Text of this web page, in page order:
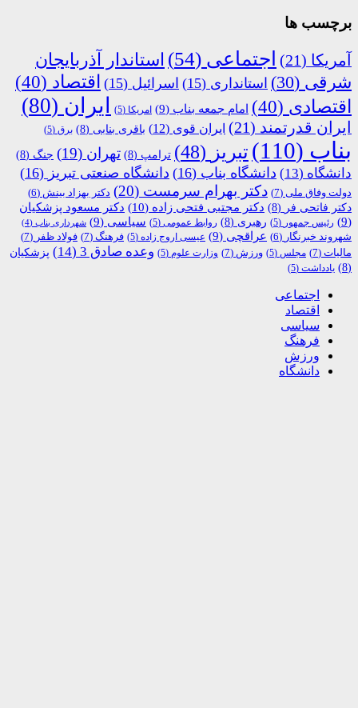
برچسب ها
آمریکا (21) اجتماعی (54)
استاندار آذربایجان
شرقی (30) استانداری (15) اسرائیل (15) اقتصاد (40)
اقتصادی (40) امام جمعه بناب (9) امریکا (5) ایران (80)
ایران قدرتمند (21) ایران قوی (12) باقری بنابی (8) برق (5)
بناب (110) تبریز (48) ترامپ (8) تهران (19) جنگ (8)
دانشگاه (13) دانشگاه بناب (16) دانشگاه صنعتی تبریز (16)
دولت وفاق ملی (7) دکتر بهرام سرمست (20) دکتر بهزاد بینش (6)
دکتر فاتحی فر (8) دکتر مجتبی فتحی زاده (10)
دکتر مسعود پزشکیان
(9)
رئیس جمهور (5) رهبری (8) روابط عمومی (5) سیاسی (9) شهرداری بناب (4)
شهروند خبرنگار (6) عراقچی (9) عیسی اروج زاده (5) فرهنگ (7) فولاد ظفر (7)
مالیات (7) مجلس (5) ورزش (7) وزارت علوم (5) وعده صادق 3 (14)
پزشکیان
(8)
یادداشت (5)
اجتماعی
اقتصاد
سیاسی
فرهنگ
ورزش
دانشگاه